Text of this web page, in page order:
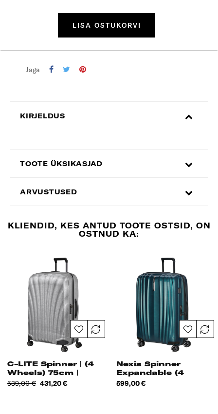
LISA OSTUKORVI
Jaga
KIRJELDUS
TOOTE ÜKSIKASJAD
ARVUSTUSED
KLIENDID, KES ANTUD TOOTE OSTSID, ON
OSTNUD KA:
C-LITE Spinner | (4
Wheels) 75cm |
Aluminium|
Tavahind
539,00 € Hind
431,20 €
Nexis Spinner
Expandable (4
Wheels) 76cm
Hind
599,00 €